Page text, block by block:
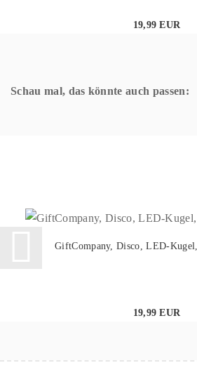
19,99 EUR
Schau mal, das könnte auch passen:
GiftCompany, Disco, LED-Kugel,
19,99 EUR